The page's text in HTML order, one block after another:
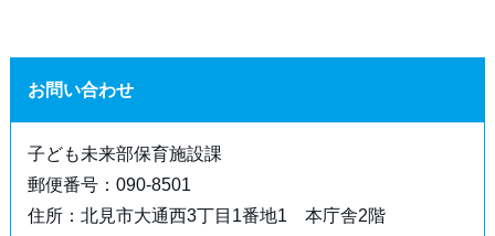
お問い合わせ
子ども未来部保育施設課
郵便番号：090-8501
住所：北見市大通西3丁目1番地1 本庁舎2階